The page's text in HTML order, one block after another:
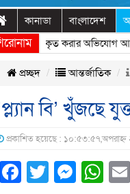
কানাডা বাংলাদেশ
ইতিহাস বিকৃত করার অভিযোগ
প্রচ্ছদ আন্তর্জাতিক
বি’ খুঁজছে
প্রকাশিত হয়েছে : ১০:৫৩:৫৭,অপরাহ্ন
Facebook
Twitter